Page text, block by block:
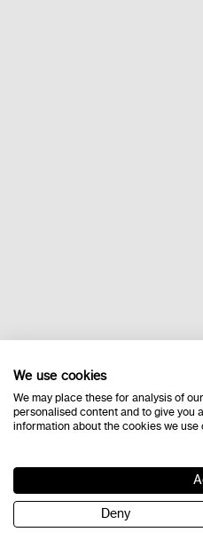
We use cookies
We may place these for analysis of
personalised content and to give you
information about the cookies we use
Deny